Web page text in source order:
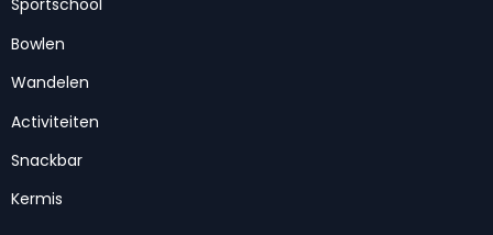
Sportschool
Bowlen
Wandelen
Activiteiten
Snackbar
Kermis